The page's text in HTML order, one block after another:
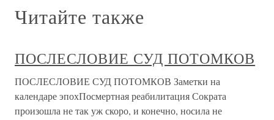
Читайте также
ПОСЛЕСЛОВИЕ СУД ПОТОМКОВ
ПОСЛЕСЛОВИЕ СУД ПОТОМКОВ Заметки на
календаре эпохПосмертная реабилитация Сократа
произошла не так уж скоро, и конечно, носила не